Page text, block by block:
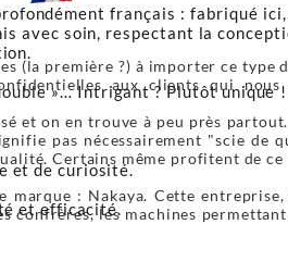
(la première ?) à importer ce
aux clients qui
et on en trouve à peu près
pas nécessairement "scie de
Certains même profitent de
marque : Nakaya. Cette
confrères, les machines
français : fabriqué
avec soin, respectant la
»… Intrigant ? Plutôt unique
et de curiosité.
et efficacité.